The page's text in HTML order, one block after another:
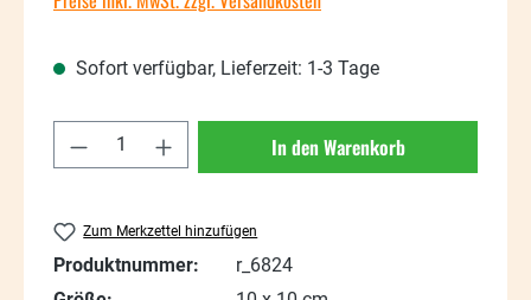
Sofort verfügbar, Lieferzeit: 1-3 Tage
Produkt Anzahl: Gib den gewünschten
In den Warenkorb
Zum Merkzettel hinzufügen
Produktnummer:
r_6824